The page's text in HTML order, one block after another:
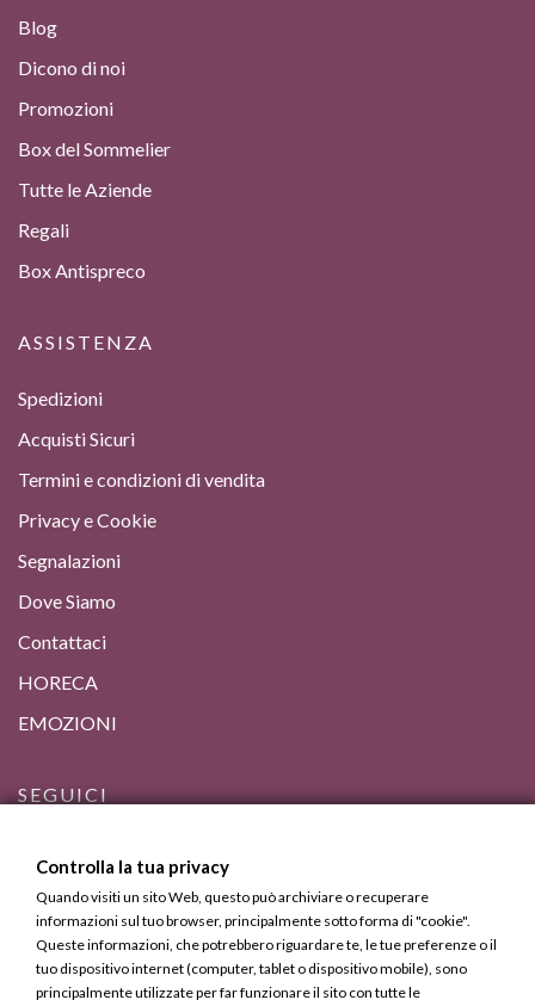
Blog
Dicono di noi
Promozioni
Box del Sommelier
Tutte le Aziende
Regali
Box Antispreco
ASSISTENZA
Spedizioni
Acquisti Sicuri
Termini e condizioni di vendita
Privacy e Cookie
Segnalazioni
Dove Siamo
Contattaci
HORECA
EMOZIONI
SEGUICI
Controlla la tua privacy
Quando visiti un sito Web, questo può archiviare o recuperare
informazioni sul tuo browser, principalmente sotto forma di "cookie".
Queste informazioni, che potrebbero riguardare te, le tue preferenze o il
tuo dispositivo internet (computer, tablet o dispositivo mobile), sono
principalmente utilizzate per far funzionare il sito con tutte le